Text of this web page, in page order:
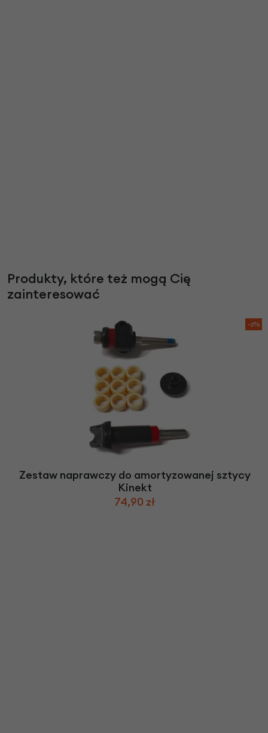
Produkty, które też mogą Cię
zainteresować
-6%
Zestaw naprawczy do amortyzowanej sztycy
Kinekt
74,90 zł